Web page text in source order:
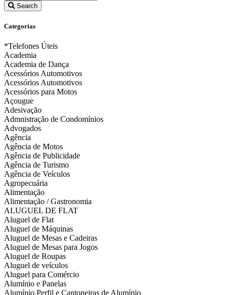
Search
Categorias
*Telefones Úteis
Academia
Academia de Dança
Acessórios Automotivos
Acessórios Automotivos
Acessórios para Motos
Açougue
Adesivação
Admnistração de Condomínios
Advogados
Agência
Agência de Motos
Agência de Publicidade
Agência de Turismo
Agência de Veículos
Agropecuária
Alimentação
Alimentação / Gastronomia
ALUGUEL DE FLAT
Aluguel de Flat
Aluguel de Máquinas
Aluguel de Mesas e Cadeiras
Aluguel de Mesas para Jogos
Aluguel de Roupas
Aluguel de veículos
Aluguel para Comércio
Alumínio e Panelas
Alumínio,Perfil e Cantoneiras de Alumínio